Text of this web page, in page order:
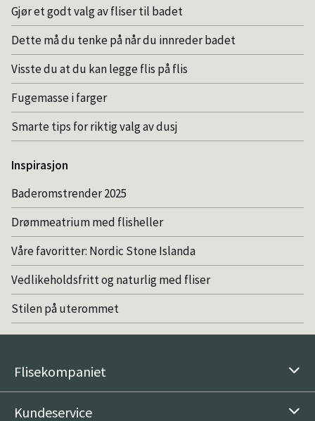
Gjør et godt valg av fliser til badet
Dette må du tenke på når du innreder badet
Visste du at du kan legge flis på flis
Fugemasse i farger
Smarte tips for riktig valg av dusj
Inspirasjon
Baderomstrender 2025
Drømmeatrium med flisheller
Våre favoritter: Nordic Stone Islanda
Vedlikeholdsfritt og naturlig med fliser
Stilen på uterommet
Flisekompaniet
Kundeservice